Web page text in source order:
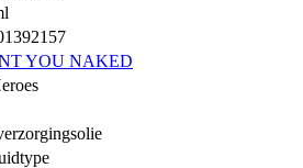
YOU NAKED